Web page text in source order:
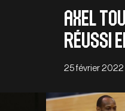
Axel
réussi
25 février 2022